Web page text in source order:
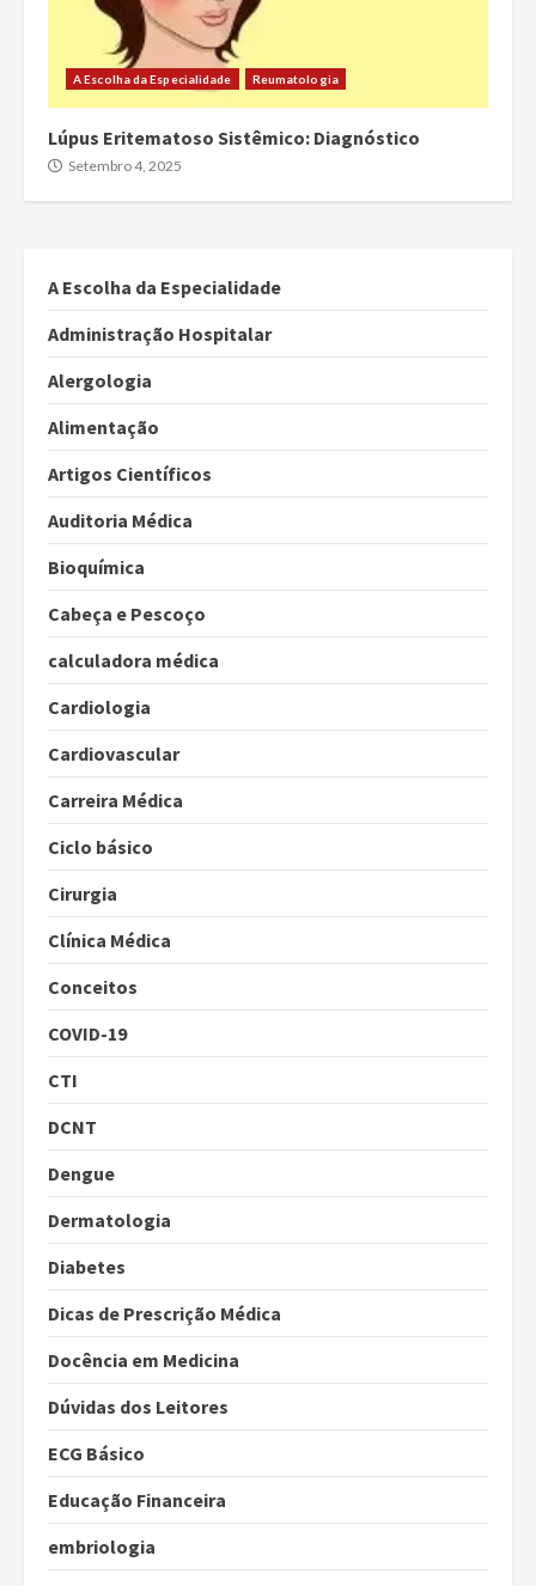
A Escolha da Especialidade Reumatologia
Lúpus Eritematoso Sistêmico: Diagnóstico
Setembro 4, 2025
A Escolha da Especialidade
Administração Hospitalar
Alergologia
Alimentação
Artigos Científicos
Auditoria Médica
Bioquímica
Cabeça e Pescoço
calculadora médica
Cardiologia
Cardiovascular
Carreira Médica
Ciclo básico
Cirurgia
Clínica Médica
Conceitos
COVID-19
CTI
DCNT
Dengue
Dermatologia
Diabetes
Dicas de Prescrição Médica
Docência em Medicina
Dúvidas dos Leitores
ECG Básico
Educação Financeira
embriologia